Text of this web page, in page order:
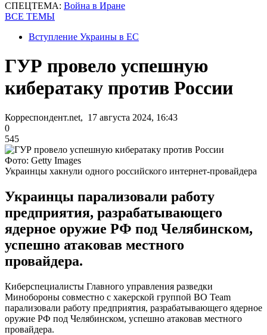
СПЕЦТЕМА: Война в Иране
ВСЕ ТЕМЫ
Вступление Украины в ЕС
ГУР провело успешную
кибератаку против России
Корреспондент.net, 17 августа 2024, 16:43
0
545
Фото: Getty Images
Украинцы хакнули одного российского интернет-провайдера
Украинцы парализовали работу
предприятия, разрабатывающего
ядерное оружие РФ под Челябинском,
успешно атаковав местного
провайдера.
Киберспециалисты Главного управления разведки
Минобороны совместно с хакерской группой ВО Team
парализовали работу предприятия, разрабатывающего ядерное
оружие РФ под Челябинском, успешно атаковав местного
провайдера.